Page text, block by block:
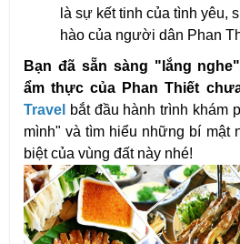
là sự kết tinh của tình yêu,
hào của người dân Phan
Bạn đã sẵn sàng "lắng
ẩm thực của Phan Thiết
Travel
bắt đầu hành trình khám
mình" và tìm hiểu những bí mật
biệt của vùng đất này nhé!